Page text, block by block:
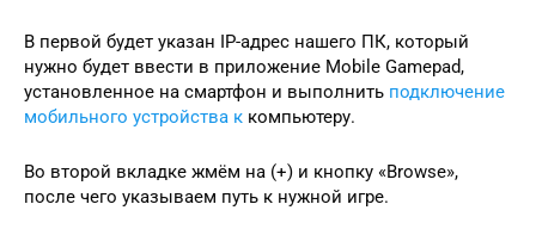
В первой будет указан IP-адрес нашего ПК, который
нужно будет ввести в приложение Mobile Gamepad,
установленное на смартфон и выполнить подключение
мобильного устройства к компьютеру.
Во второй вкладке жмём на (+) и кнопку «Browse»,
после чего указываем путь к нужной игре.